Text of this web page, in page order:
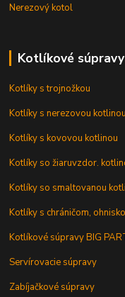
Nerezový kotol
Kotlíkové
Kotlíky s trojnožkou
Kotlíky s nerezovou kotlinou
Kotlíky s kovovou kotlinou
Kotlíky so žiaruvzdor.
Kotlíky so smaltovanou
Kotlíky s chráničom,
Kotlíkové súpravy BIG
Servírovacie súpravy
Zabíjačkové súpravy